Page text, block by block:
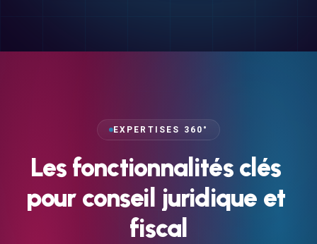
EXPERTISES 360°
Les fonctionnalités clés
pour conseil juridique et
fiscal